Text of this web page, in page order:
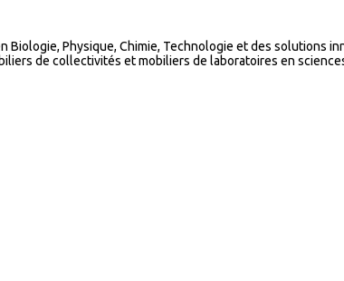
Physique, Chimie, Technologie et des solutions
de collectivités et mobiliers de laboratoires en